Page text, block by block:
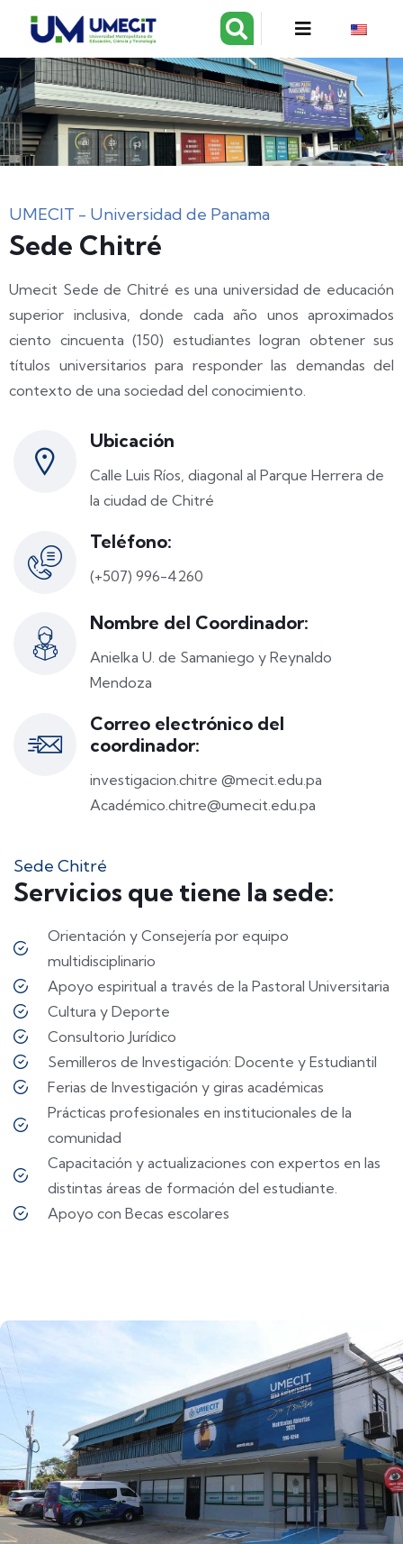
UMECIT - Universidad de Panama
Sede Chitré
Umecit Sede de Chitré es una universidad de educación
superior inclusiva, donde cada año unos aproximados
ciento cincuenta (150) estudiantes logran obtener sus
títulos universitarios para responder las demandas del
contexto de una sociedad del conocimiento.
Sede Chitré
Servicios que tiene la sede:
Orientación y Consejería por equipo
multidisciplinario
Apoyo espiritual a través de la Pastoral Universitaria
Cultura y Deporte
Consultorio Jurídico
Semilleros de Investigación: Docente y Estudiantil
Ferias de Investigación y giras académicas
Prácticas profesionales en institucionales de la
comunidad
Capacitación y actualizaciones con expertos en las
distintas áreas de formación del estudiante.
Apoyo con Becas escolares
Ubicación
Calle Luis Ríos, diagonal al Parque Herrera de
la ciudad de Chitré
Teléfono:
(+507) 996-4260
Nombre del Coordinador:
Anielka U. de Samaniego y Reynaldo
Mendoza
Correo electrónico del
coordinador:
investigacion.chitre @mecit.edu.pa
Académico.chitre@umecit.edu.pa